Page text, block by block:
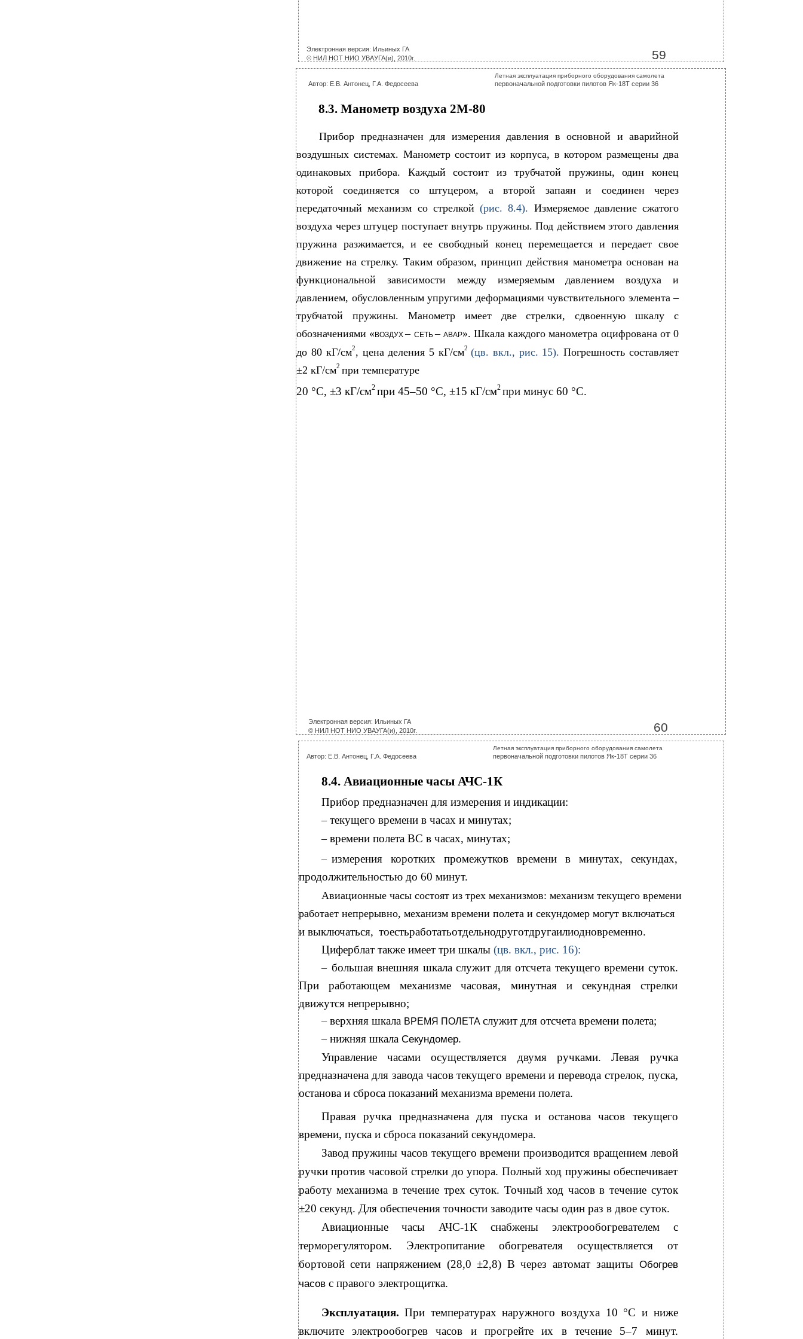
Электронная версия: Ильиных ГА 59
© НИЛ НОТ НИО УВАУГА(и), 2010г.
Летная эксплуатация приборного оборудования самолета
Автор: Е.В. Антонец, Г.А. Федосеева первоначальной подготовки пилотов Як-18Т серии 36
8.3. Манометр воздуха 2М-80
Прибор предназначен для измерения давления в основной и аварийной
воздушных системах. Манометр состоит из корпуса, в котором размещены два
одинаковых прибора. Каждый состоит из трубчатой пружины, один конец
которой соединяется со штуцером, а второй запаян и соединен через
передаточный механизм со стрелкой (рис. 8.4). Измеряемое давление сжатого
воздуха через штуцер поступает внутрь пружины. Под действием этого давления
пружина разжимается, и ее свободный конец перемещается и передает свое
движение на стрелку. Таким образом, принцип действия манометра основан на
функциональной зависимости между измеряемым давлением воздуха и
давлением, обусловленным упругими деформациями чувствительного элемента –
трубчатой пружины. Манометр имеет две стрелки, сдвоенную шкалу с
обозначениями « ВОЗДУХ– СЕТЬ– АВАР». Шкала каждого манометра оцифрована от 0
до 80 кГ/см2, цена деления 5 кГ/см2 (цв. вкл., рис. 15).Погрешность составляет
±2 кГ/см2 при температуре
20 °С, ±3 кГ/см2 при 45–50 °С, ±15 кГ/см2 при минус 60 °С.
Электронная версия: Ильиных ГА 60
© НИЛ НОТ НИО УВАУГА(и), 2010г.
Летная эксплуатация приборного оборудования самолета
Автор: Е.В. Антонец, Г.А. Федосеева первоначальной подготовки пилотов Як-18Т серии 36
8.4. Авиационные часы АЧС-1К
Прибор предназначен для измерения и индикации:
– текущего времени в часах и минутах;
– времени полета ВС в часах, минутах;
– измерения коротких промежутков времени в минутах, секундах,
продолжительностью до 60 минут.
Авиационные часы состоят из трех механизмов: механизм текущего времени
работает непрерывно, механизм времени полета и секундомер могут включаться
и выключаться, тоестьработатьотдельнодруготдругаилиодновременно.
Циферблат также имеет три шкалы (цв. вкл., рис. 16):
– большая внешняя шкала служит для отсчета текущего времени суток.
При работающем механизме часовая, минутная и секундная стрелки
движутся непрерывно;
– верхняя шкала ВРЕМЯ ПОЛЕТА служит для отсчета времени полета;
– нижняя шкала Секундомер.
Управление часами осуществляется двумя ручками. Левая ручка
предназначена для завода часов текущего времени и перевода стрелок, пуска,
останова и сброса показаний механизма времени полета.
Правая ручка предназначена для пуска и останова часов текущего
времени, пуска и сброса показаний секундомера.
Завод пружины часов текущего времени производится вращением левой
ручки против часовой стрелки до упора. Полный ход пружины обеспечивает
работу механизма в течение трех суток. Точный ход часов в течение суток
±20 секунд. Для обеспечения точности заводите часы один раз в двое суток.
Авиационные часы АЧС-1К снабжены электрообогревателем с
терморегулятором. Электропитание обогревателя осуществляется от
бортовой сети напряжением (28,0 ±2,8) В через автомат защиты Обогрев
часов с правого электрощитка.
Эксплуатация.При температурах наружного воздуха 10 °С и ниже
включите электрообогрев часов и прогрейте их в течение 5–7 минут.